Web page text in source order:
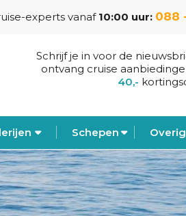
experts vanaf 10:00 uur: 088
Schrijf je in voor de
ontvang cruise
40,-
Schepen Overig